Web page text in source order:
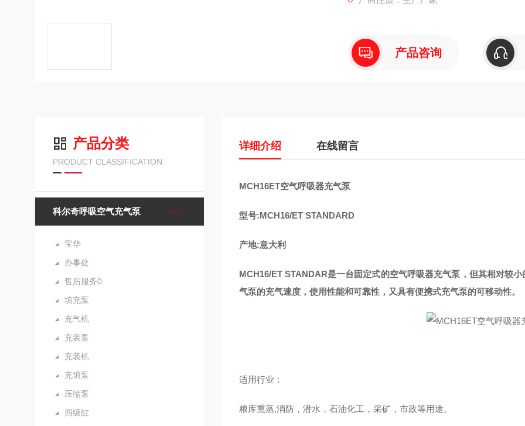
产品咨询
产品分类
PRODUCT CLASSIFICATION
科尔奇呼吸空气充气泵
宝华
办事处
售后服务0
填充泵
充气机
充装泵
充装机
充填泵
压缩泵
四级缸
详细介绍 在线留言
MCH16ET空气呼吸器充气泵
型号:MCH16/ET STANDARD
产地:意大利
MCH16/ET STANDAR是一台固定式的空气呼吸器充气泵，但其相对较
气泵的充气速度，使用性能和可靠性，又具有便携式充气泵的可移动性。
适用行业：
粮库熏蒸,消防，潜水，石油化工，采矿，市政等用途。